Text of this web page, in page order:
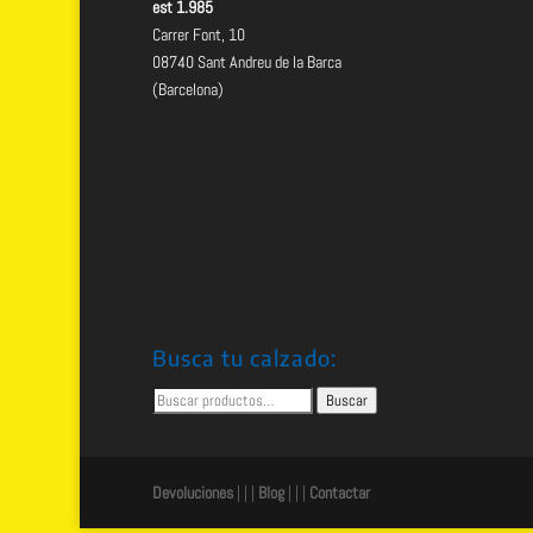
est 1.985
Carrer Font, 10
08740 Sant Andreu de la Barca
(Barcelona)
Busca tu calzado:
Buscar
Buscar
Devoluciones| | | Blog| | | Contactar